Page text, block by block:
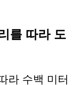
를 따라 도
라 수백 미터